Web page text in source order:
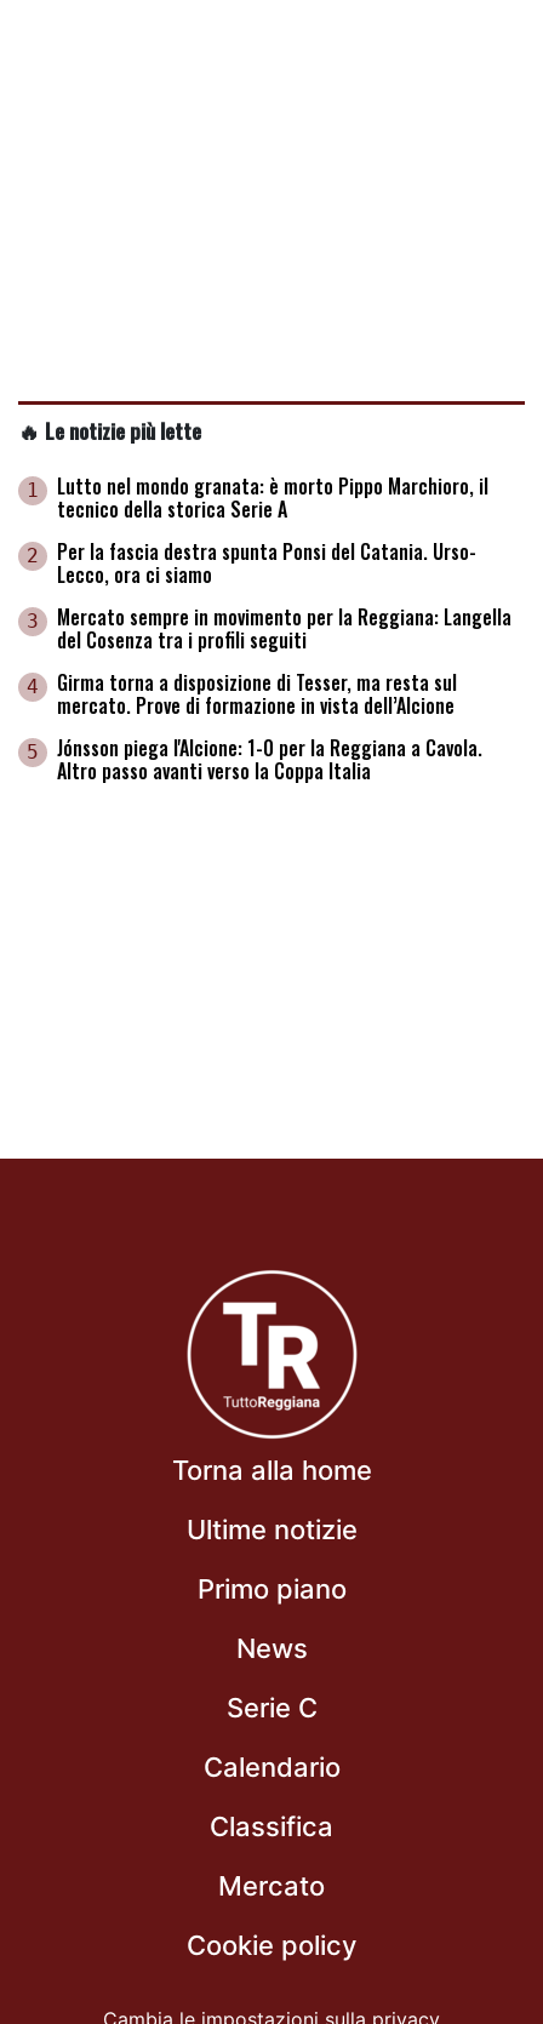
🔥 Le notizie più lette
1 Lutto nel mondo granata: è morto Pippo Marchioro, il
tecnico della storica Serie A
2 Per la fascia destra spunta Ponsi del Catania. Urso-
Lecco, ora ci siamo
3 Mercato sempre in movimento per la Reggiana: Langella
del Cosenza tra i profili seguiti
4 Girma torna a disposizione di Tesser, ma resta sul
mercato. Prove di formazione in vista dell’Alcione
5 Jónsson piega l'Alcione: 1-0 per la Reggiana a Cavola.
Altro passo avanti verso la Coppa Italia
Torna alla home
Ultime notizie
Primo piano
News
Serie C
Calendario
Classifica
Mercato
Cookie policy